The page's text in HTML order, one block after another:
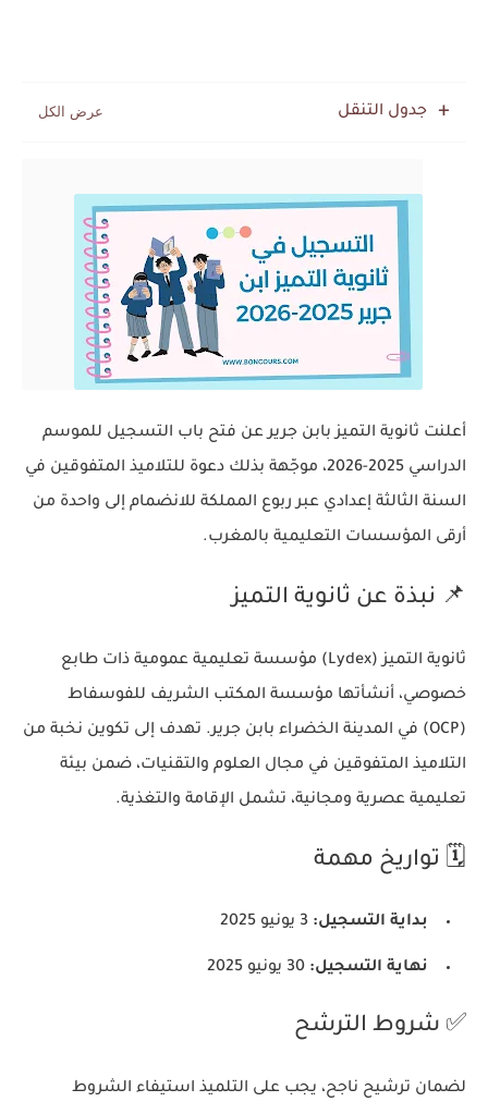
جدول التنقل
أعلنت ثانوية التميز بابن جرير عن فتح باب التسجيل للموسم
الدراسي 2025-2026، موجّهة بذلك دعوة للتلاميذ المتفوقين في
السنة الثالثة إعدادي عبر ربوع المملكة للانضمام إلى واحدة من
أرقى المؤسسات التعليمية بالمغرب.
📌 نبذة عن ثانوية التميز
ثانوية التميز (Lydex) مؤسسة تعليمية عمومية ذات طابع
خصوصي، أنشأتها مؤسسة المكتب الشريف للفوسفاط
(OCP) في المدينة الخضراء بابن جرير. تهدف إلى تكوين نخبة من
التلاميذ المتفوقين في مجال العلوم والتقنيات، ضمن بيئة
تعليمية عصرية ومجانية، تشمل الإقامة والتغذية.
🗓️ تواريخ مهمة
بداية التسجيل:
نهاية التسجيل:
✅ شروط الترشح
لضمان ترشيح ناجح، يجب على التلميذ استيفاء الشروط